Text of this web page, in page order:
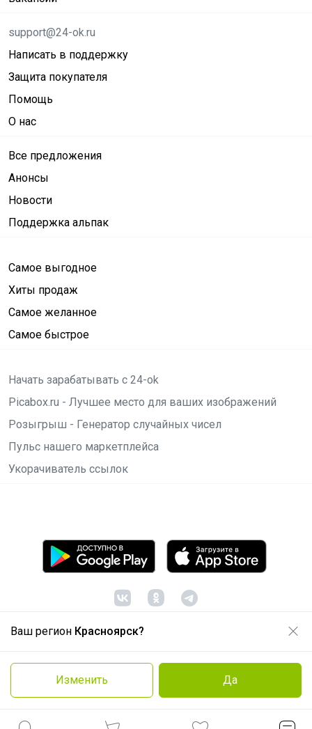
Ваш регион Красноярск?
Изменить Да
support@24-ok.ru
Написать в поддержку
Защита покупателя
Помощь
О нас
Все предложения
Анонсы
Новости
Поддержка альпак
Самое выгодное
Хиты продаж
Самое желанное
Самое быстрое
Начать зарабатывать с 24-ok
Picabox.ru - Лучшее место для ваших изображений
Розыгрыш - Генератор случайных чисел
Пульс нашего маркетплейса
Укорачиватель ссылок
© ООО "Лявита", ОГРН 1122468054070, 2012 -2026
Политика конфиденциальности
Cоглашение пользователя